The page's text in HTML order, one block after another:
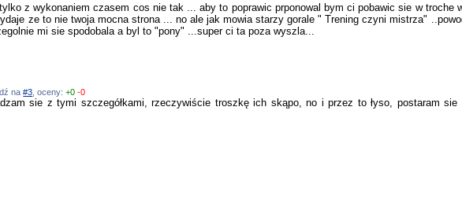
z wykonaniem czasem cos nie tak ... aby to poprawic prponowal bym ci pobawic sie w troche
ze to nie twoja mocna strona ... no ale jak mowia starzy gorale " Trening czyni mistrza"
mi sie spodobala a byl to "pony" ...super ci ta poza wyszla...
na#3 , oceny:+0 -0
sie z tymi szczegółkami, rzeczywiście troszkę ich skąpo, no i przez to łyso, postaram